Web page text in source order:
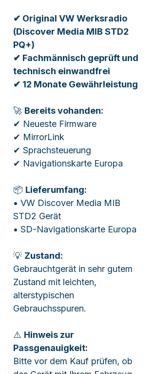
✔ Original VW Werksradio
(Discover Media MIB STD2
PQ+)
✔ Fachmännisch geprüft und
technisch einwandfrei
✔ 12 Monate Gewährleistung
🚀 Bereits vohanden:
✔ Neueste Firmware
✔ MirrorLink
✔ Sprachsteuerung
✔ Navigationskarte Europa
📦 Lieferumfang:
• VW Discover Media MIB
STD2 Gerät
• SD-Navigationskarte Europa
💡 Zustand:
Gebrauchtgerät in sehr gutem
Zustand mit leichten,
alterstypischen
Gebrauchsspuren.
⚠️ Hinweis zur
Passgenauigkeit:
Bitte vor dem Kauf prüfen, ob